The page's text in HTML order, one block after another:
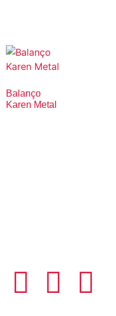
Balanço
Karen Metal